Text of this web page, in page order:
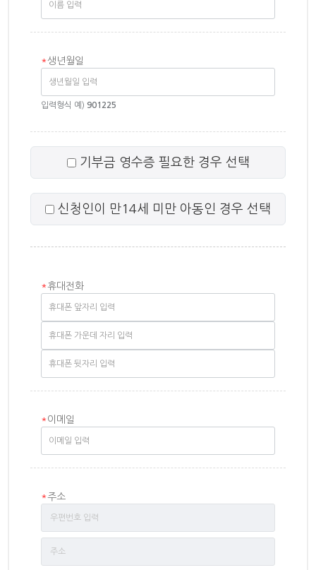
*생년월일
입력형식 예) 901225
기부금 영수증 필요한 경우 선택
신청인이 만14세 미만 아동인 경우 선택
*휴대전화
*이메일
*주소